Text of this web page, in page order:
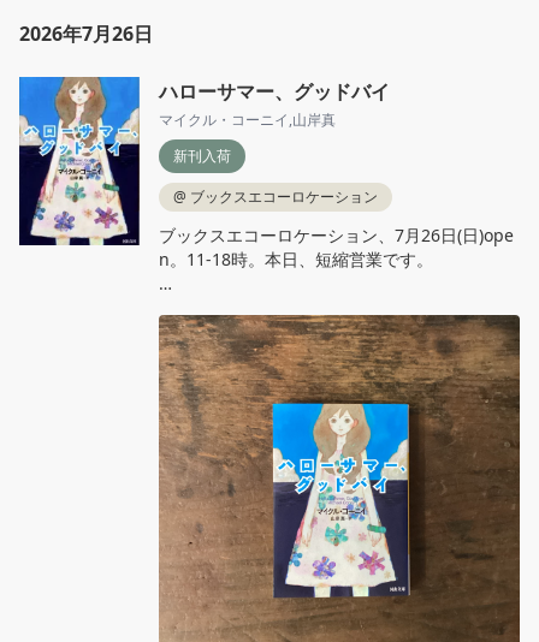
2026年7月26日
ハローサマー、グッドバイ
マイクル・コーニイ,山岸真
新刊入荷
@ ブックスエコーロケーション
ブックスエコーロケーション、7月26日(日)ope
n。11‐18時。本日、短縮営業です。
ー、グッドバイ』河出文庫
戦争の影が町を覆いゆくなか、再会した少年と
少女は愛を深める。だが壮大な機密計画がふた
りを分かつ……少年の忘れえぬひと夏を描いたS
F史上屈指の青春恋愛小説。